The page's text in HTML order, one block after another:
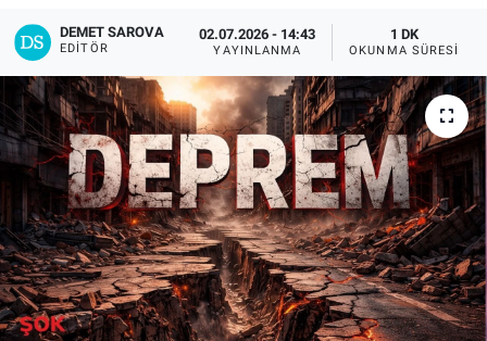
DEMET SAROVA
EDITÖR
02.07.2026 - 14:43
YAYINLANMA
1 DK
OKUNMA SÜRESI
ASTROLOJİ
MANŞET
RESMİ İLANLAR
İLAN
Bize ulaşın
İletişim/Künye